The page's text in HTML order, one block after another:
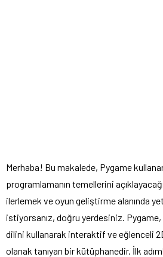
Merhaba! Bu makalede, Pygame
programlamanın temellerini
ilerlemek ve oyun geliştirme alanında
istiyorsanız, doğru yerdesiniz.
dilini kullanarak interaktif ve eğlenceli
olanak tanıyan bir kütüphanedir. İlk